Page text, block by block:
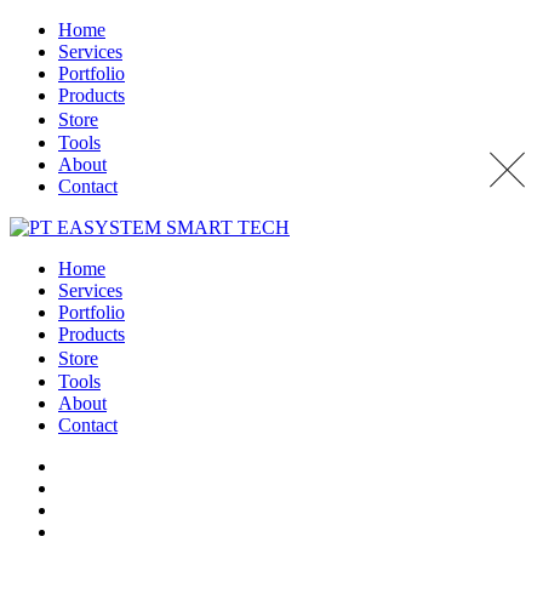
Home
Services
Portfolio
Products
Store
Tools
About
Contact
Home
Services
Portfolio
Products
Store
Tools
About
Contact